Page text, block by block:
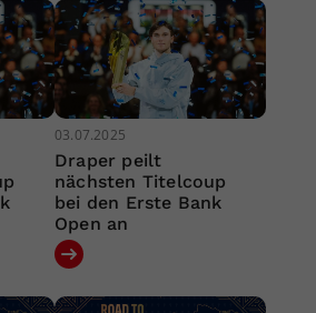
03.07.2025
Draper peilt
nächsten Titelcoup
bei den Erste Bank
Open an